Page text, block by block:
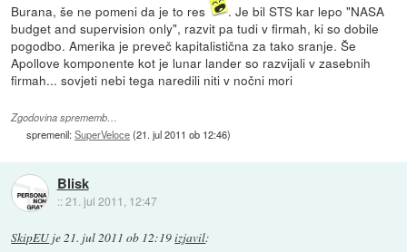
Burana, še ne pomeni da je to res
. Je bil STS kar lepo "NASA
budget and supervision only", razvit pa tudi v firmah, ki so dobile
pogodbo. Amerika je preveč kapitalistična za tako sranje. Še
Apollove komponente kot je lunar lander so razvijali v zasebnih
firmah... sovjeti nebi tega naredili niti v nočni mori
Zgodovina sprememb…
spremenil:SuperVeloce(21. jul 2011 ob 12:46)
Blisk
::21. jul 2011, 12:47
SkipEU je21. jul 2011 ob 12:19izjavil: